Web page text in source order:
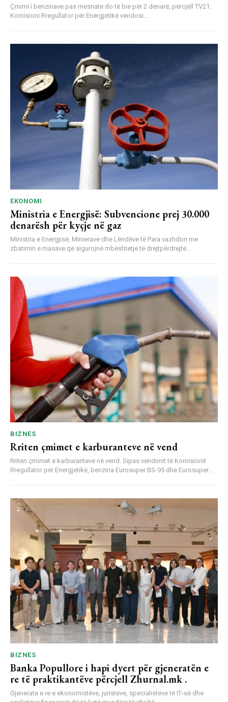
Çmimi i benzinave pas mesnate do të bie për 2 denarë, përcjell TV21.
Komisioni Rregullator për Energjetikë vendosi...
EKONOMI
Ministria e Energjisë: Subvencione prej 30.000
denarësh për kyçje në gaz
Ministria e Energjisë, Minierave dhe Lëndëve të Para vazhdon me
zbatimin e masave që sigurojnë mbështetje të drejtpërdrejtë...
BIZNES
Rriten çmimet e karburanteve në vend
Rriten çmimet e karburanteve në vend. Sipas vendimit të Komisionit
Rregullator për Energjetikë, benzina Eurosuper BS-95 dhe Eurosuper...
BIZNES
Banka Popullore i hapi dyert për gjeneratën e
re të praktikantëve përcjell Zhurnal.mk .
Gjenerata e re e ekonomistëve, juristëve, specialistëve të IT‑së dhe